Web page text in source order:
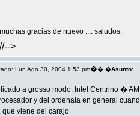
gracias de nuevo .... saludos.
>
Lun Ago 30, 2004 1:53 pm�� �Asunto:
a grosso modo, Intel Centrino �
y del ordenata en general
que viene del carajo